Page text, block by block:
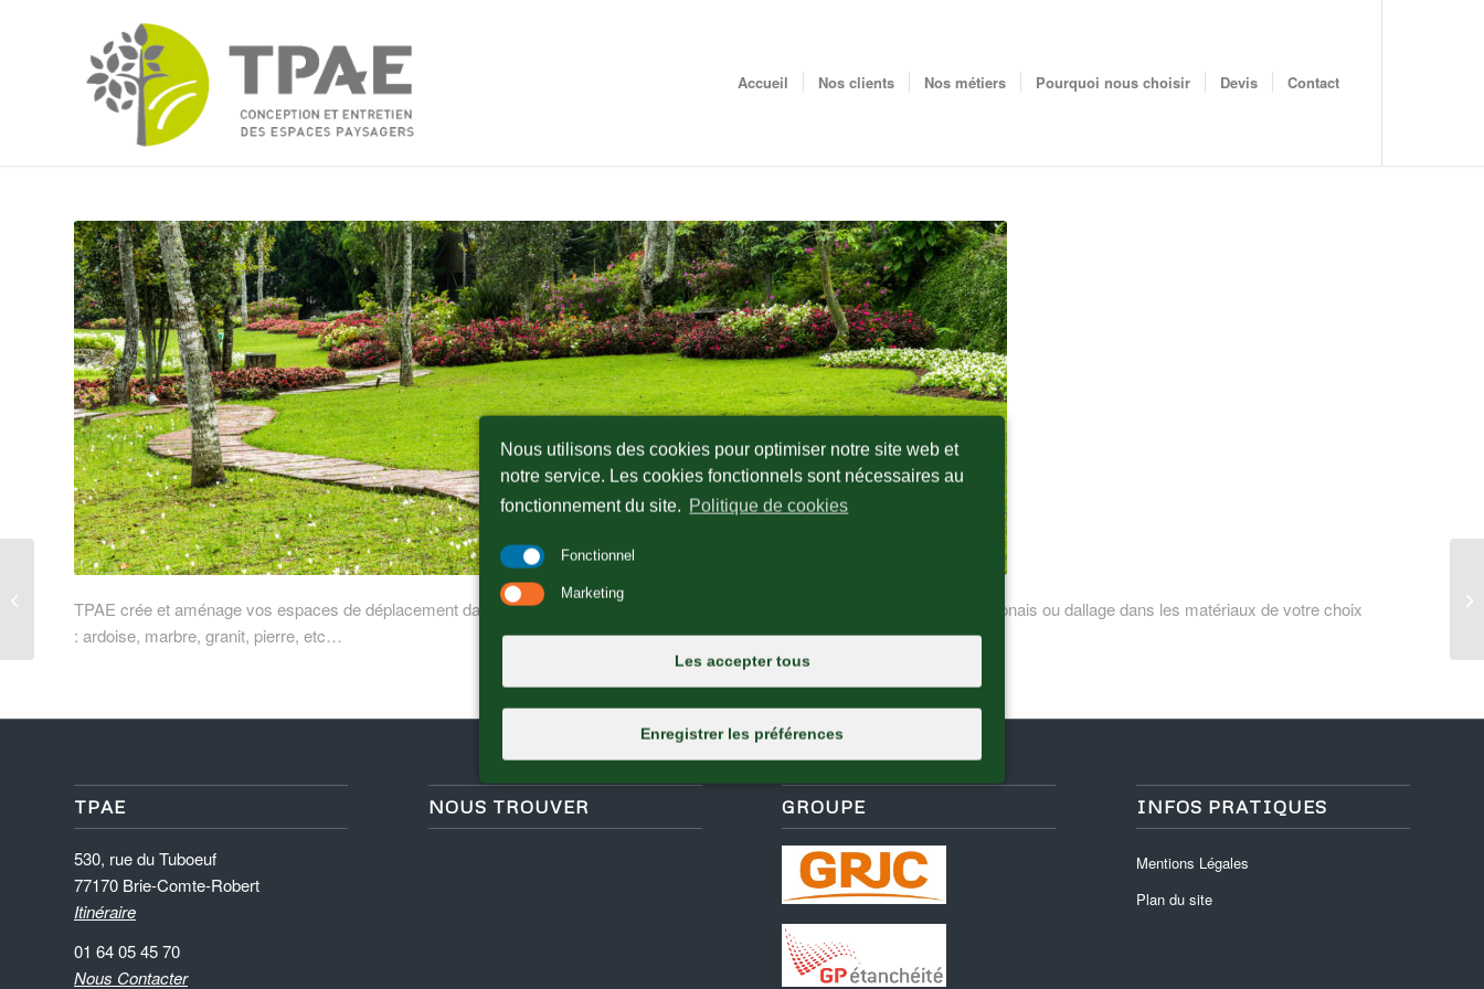
Nous utilisons des cookies pour optimiser notre site web et
notre service. Les cookies fonctionnels sont nécessaires au
fonctionnement du site.
Politique de cookies
Fonctionnel
Marketing
Les accepter tous
Enregistrer les préférences
Accueil Nos clients Nos métiers Pourquoi nous choisir Devis Contact
TPAE crée et aménage vos espaces de déplacement dans votre propriété. Nous réalisons vos allées et cheminement en pas japonais ou dallage dans les matériaux de votre choix
: ardoise, marbre, granit, pierre, etc…
TPAE
530, rue du Tuboeuf
77170 Brie-Comte-Robert
Itinéraire
01 64 05 45 70
Nous Contacter
NOUS TROUVER GROUPE INFOS PRATIQUES
Mentions Légales
Plan du site
Entretien des haies